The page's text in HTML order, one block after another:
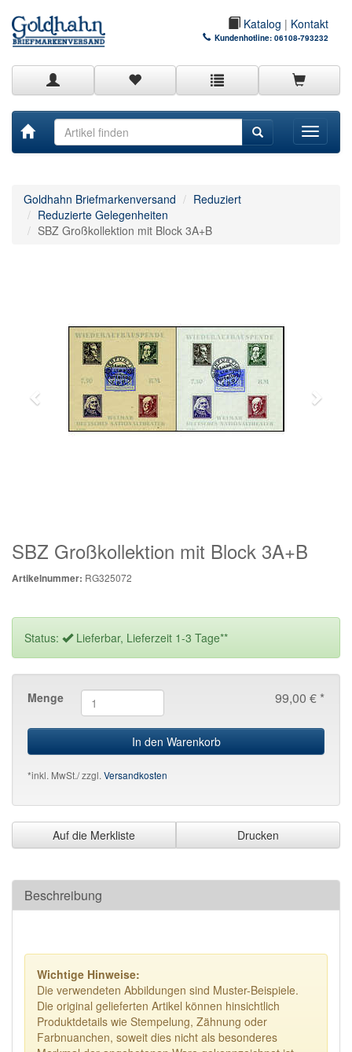
Katalog | Kontakt
Kundenhotline: 06108-793232
Toggle
Goldhahn Briefmarkenversand
Reduziert
Reduzierte Gelegenheiten
SBZ Großkollektion mit Block 3A+B
SBZ Großkollektion mit Block 3A+B
Artikelnummer: RG325072
Status: Lieferbar, Lieferzeit 1-3 Tage**
99,00 € *
Menge
In den Warenkorb
*inkl. MwSt./ zzgl.Versandkosten
Auf die Merkliste Drucken
Beschreibung
Wichtige Hinweise:
Die verwendeten Abbildungen sind Muster-Beispiele.
Die original gelieferten Artikel können hinsichtlich
Produktdetails wie Stempelung, Zähnung oder
Farbnuanchen, soweit dies nicht als besonderes